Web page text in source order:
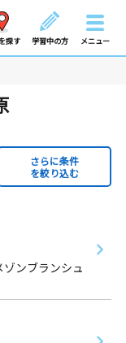
探す 学習中の方 メニュー
さらに条件
を絞り込む
ンブランシュ